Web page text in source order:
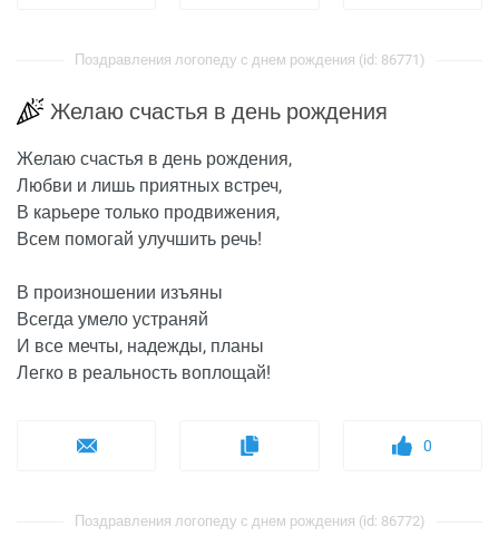
Поздравления логопеду с днем рождения (id: 86771)
Желаю счастья в день рождения
Желаю счастья в день рождения,
Любви и лишь приятных встреч,
В карьере только продвижения,
Всем помогай улучшить речь!
В произношении изъяны
Всегда умело устраняй
И все мечты, надежды, планы
Легко в реальность воплощай!
0
Поздравления логопеду с днем рождения (id: 86772)